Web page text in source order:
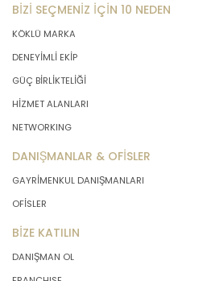
BİZİ SEÇMENİZ İÇİN 10 NEDEN
KÖKLÜ MARKA
DENEYİMLİ EKİP
GÜÇ BİRLİKTELİĞİ
HİZMET ALANLARI
NETWORKING
DANIŞMANLAR & OFİSLER
GAYRİMENKUL DANIŞMANLARI
OFİSLER
BİZE KATILIN
DANIŞMAN OL